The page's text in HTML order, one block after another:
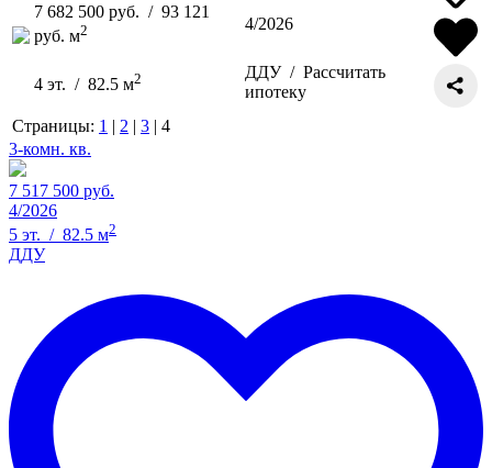
7 682 500 руб. / 93 121
руб. м2 4/2026
4 эт. / 82.5 м2 ДДУ / Рассчитать
ипотеку
Страницы: 1 | 2 | 3 | 4
3-комн. кв.
7 517 500 руб.
4/2026
5 эт. / 82.5 м2
ДДУ